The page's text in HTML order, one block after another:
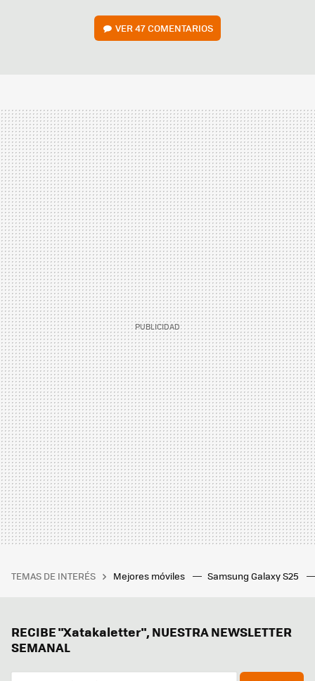
VER47 COMENTARIOS
TEMAS DE INTERÉS Mejores móviles Samsung Galaxy S25
RECIBE "Xatakaletter", NUESTRA NEWSLETTER
SEMANAL